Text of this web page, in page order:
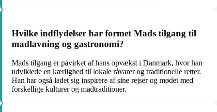
Hvilke indflydelser har formet Mads tilgang til
madlavning og gastronomi?
Mads tilgang er påvirket af hans opvækst i Danmark, hvor han
udviklede en kærlighed til lokale råvarer og traditionelle retter.
Han har også ladet sig inspirere af sine rejser og mødet med
forskellige kulturer og madtraditioner.